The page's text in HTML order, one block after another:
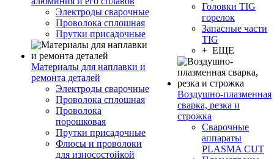
Электроды сварочные
Проволока сплошная
Прутки присадочные
Материалы для наплавки и
ремонта деталей
Электроды сварочные
Проволока сплошная
Проволока
порошковая
Прутки присадочные
Флюсы и проволоки
для износостойкой
Головки TIG
горелок
Запасные части
TIG
+ ЕЩЕ
Воздушно-плазменная
сварка, резка и
строжка
Сварочные
аппараты
PLASMA CUT